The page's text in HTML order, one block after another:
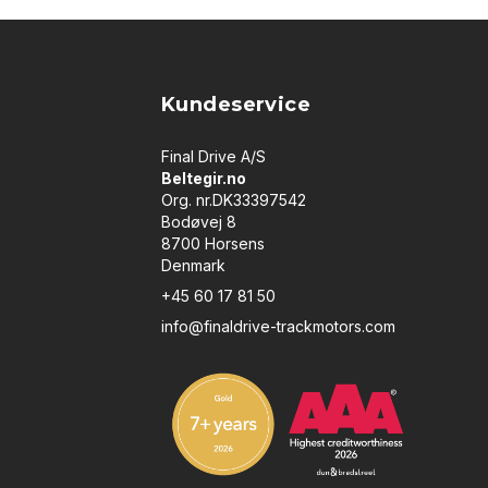
Kundeservice
Final Drive A/S
Beltegir.no
Org. nr.DK33397542
Bodøvej 8
8700 Horsens
Denmark
+45 60 17 81 50
info@finaldrive-trackmotors.com